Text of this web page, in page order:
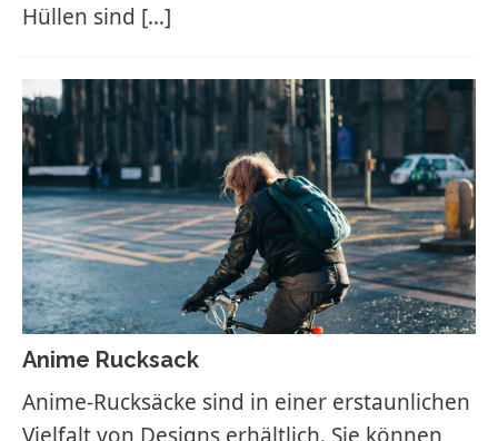
Hüllen sind […]
Anime Rucksack
Anime-Rucksäcke sind in einer erstaunlichen